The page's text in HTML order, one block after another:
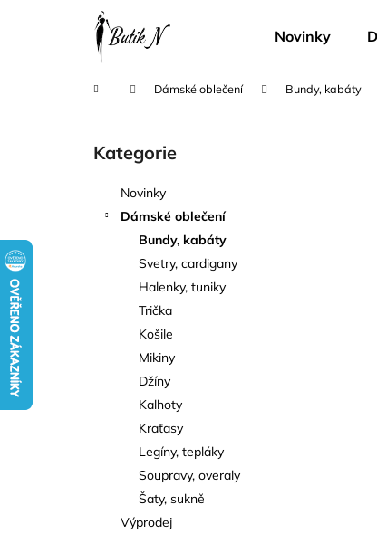
Novinky
Domů Dámské oblečení Bundy, kabáty
Přeskočit
kategorie
Kategorie
Novinky
Dámské oblečení
Bundy, kabáty
Svetry, cardigany
Halenky, tuniky
Trička
Košile
Mikiny
Džíny
Kalhoty
Kraťasy
Legíny, tepláky
Soupravy, overaly
Šaty, sukně
Výprodej